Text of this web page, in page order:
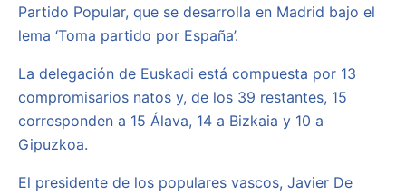
Partido Popular, que se desarrolla en Madrid bajo el
lema ‘Toma partido por España’.
La delegación de Euskadi está compuesta por 13
compromisarios natos y, de los 39 restantes, 15
corresponden a 15 Álava, 14 a Bizkaia y 10 a
Gipuzkoa.
El presidente de los populares vascos, Javier De